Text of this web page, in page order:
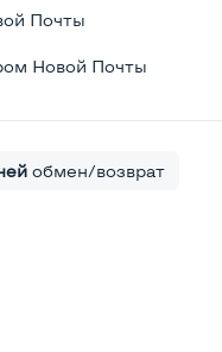
Почты
Новой Почты
обмен/возврат